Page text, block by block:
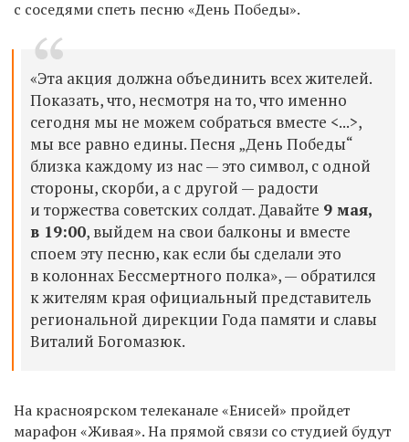
с соседями спеть песню «День Победы».
«Эта акция должна объединить всех жителей.
Показать, что, несмотря на то, что именно
сегодня мы не можем собраться вместе <...>,
мы все равно едины. Песня „День Победы“
близка каждому из нас — это символ, с одной
стороны, скорби, а с другой — радости
и торжества советских солдат. Давайте 9 мая,
в 19:00, выйдем на свои балконы и вместе
споем эту песню, как если бы сделали это
в колоннах Бессмертного полка», — обратился
к жителям края официальный представитель
региональной дирекции Года памяти и славы
Виталий Богомазюк.
На красноярском телеканале «Енисей» пройдет
марафон «Живая». На прямой связи со студией будут